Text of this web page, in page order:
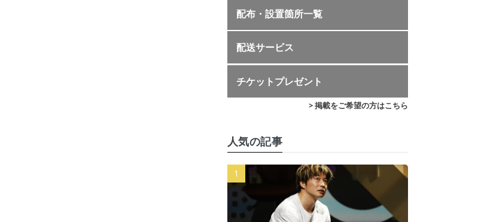
配布・設置箇所一覧
配送サービス
チケットプレゼント
> 掲載をご希望の方はこちら
人気の記事